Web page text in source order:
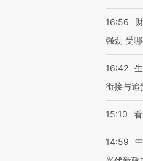
16:56
强劲 受
16:42
衔接与追
15:10
14:59